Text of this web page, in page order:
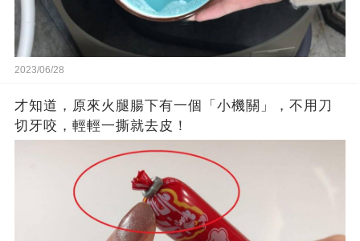
2023/06/28
才知道，原來火腿腸下有一個「小機關」，不用刀
切牙咬，輕輕一撕就去皮！